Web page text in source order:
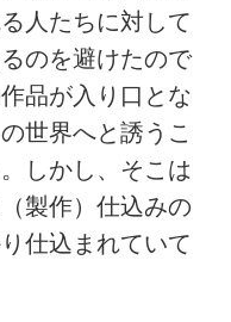
人たちに対して
のを避けたので
品が入り口とな
世界へと誘うこ
しかし、そこは
製作）仕込みの
仕込まれていて